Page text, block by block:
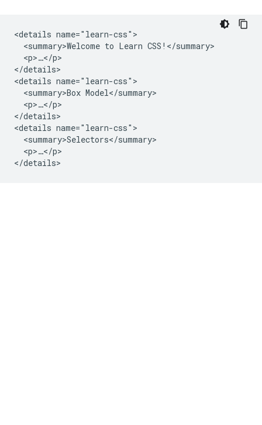
<details name="learn-css">
  <summary>Welcome to Learn CSS!</summary>
  <p>…</p>
</details>
<details name="learn-css">
  <summary>Box Model</summary>
  <p>…</p>
</details>
<details name="learn-css">
  <summary>Selectors</summary>
  <p>…</p>